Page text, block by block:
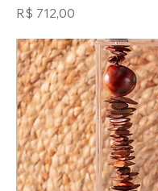
Preço
R$ 712,00